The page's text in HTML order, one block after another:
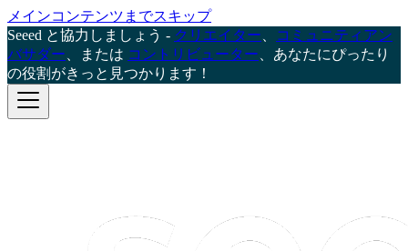
メインコンテンツまでスキップ
Seeed と協力しましょう - クリエイター
コミュニティアン
バサダー 、または コントリビューター 、あなたにぴったり
の役割がきっと見つかります！